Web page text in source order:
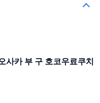
사카 부 구 호코우료쿠치